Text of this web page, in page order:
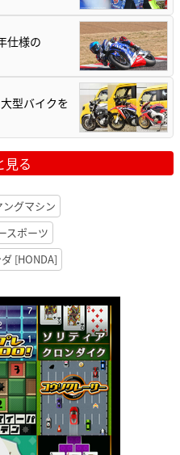
仕様の
型バイクを
見る
ングマシン
スポーツ
[HONDA]